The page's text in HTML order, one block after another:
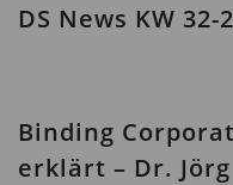
DS News KW 32-
Binding
erklärt – Dr.